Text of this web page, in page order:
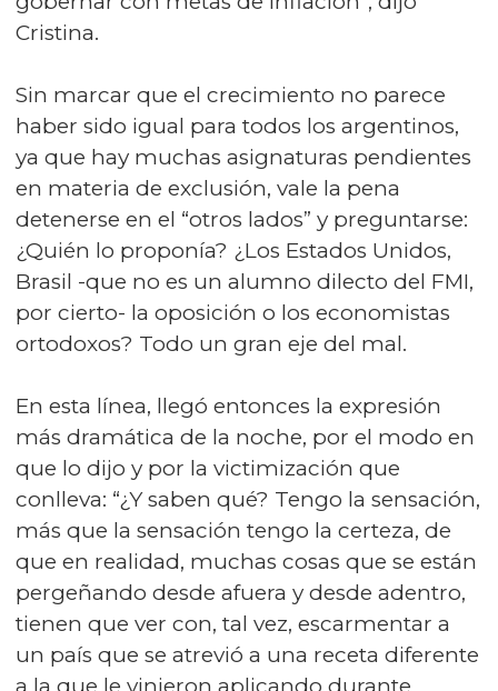
Cristina.
Sin marcar que el crecimiento no parece
haber sido igual para todos los argentinos,
ya que hay muchas asignaturas pendientes
en materia de exclusión, vale la pena
detenerse en el “otros lados” y preguntarse:
¿Quién lo proponía? ¿Los Estados Unidos,
Brasil -que no es un alumno dilecto del FMI,
por cierto- la oposición o los economistas
ortodoxos? Todo un gran eje del mal.
En esta línea, llegó entonces la expresión
más dramática de la noche, por el modo en
que lo dijo y por la victimización que
conlleva: “¿Y saben qué? Tengo la sensación,
más que la sensación tengo la certeza, de
que en realidad, muchas cosas que se están
pergeñando desde afuera y desde adentro,
tienen que ver con, tal vez, escarmentar a
un país que se atrevió a una receta diferente